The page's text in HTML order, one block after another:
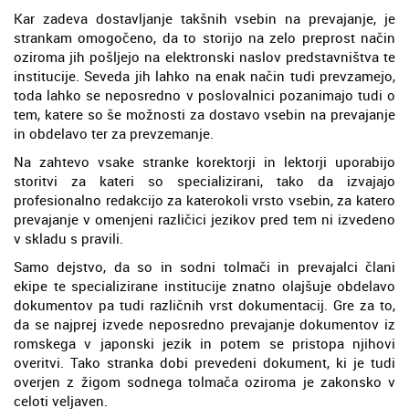
Kar zadeva dostavljanje takšnih vsebin na prevajanje, je
strankam omogočeno, da to storijo na zelo preprost način
oziroma jih pošljejo na elektronski naslov predstavništva te
institucije. Seveda jih lahko na enak način tudi prevzamejo,
toda lahko se neposredno v poslovalnici pozanimajo tudi o
tem, katere so še možnosti za dostavo vsebin na prevajanje
in obdelavo ter za prevzemanje.
Na zahtevo vsake stranke korektorji in lektorji uporabijo
storitvi za kateri so specializirani, tako da izvajajo
profesionalno redakcijo za katerokoli vrsto vsebin, za katero
prevajanje v omenjeni različici jezikov pred tem ni izvedeno
v skladu s pravili.
Samo dejstvo, da so in sodni tolmači in prevajalci člani
ekipe te specializirane institucije znatno olajšuje obdelavo
dokumentov pa tudi različnih vrst dokumentacij. Gre za to,
da se najprej izvede neposredno prevajanje dokumentov iz
romskega v japonski jezik in potem se pristopa njihovi
overitvi. Tako stranka dobi prevedeni dokument, ki je tudi
overjen z žigom sodnega tolmača oziroma je zakonsko v
celoti veljaven.